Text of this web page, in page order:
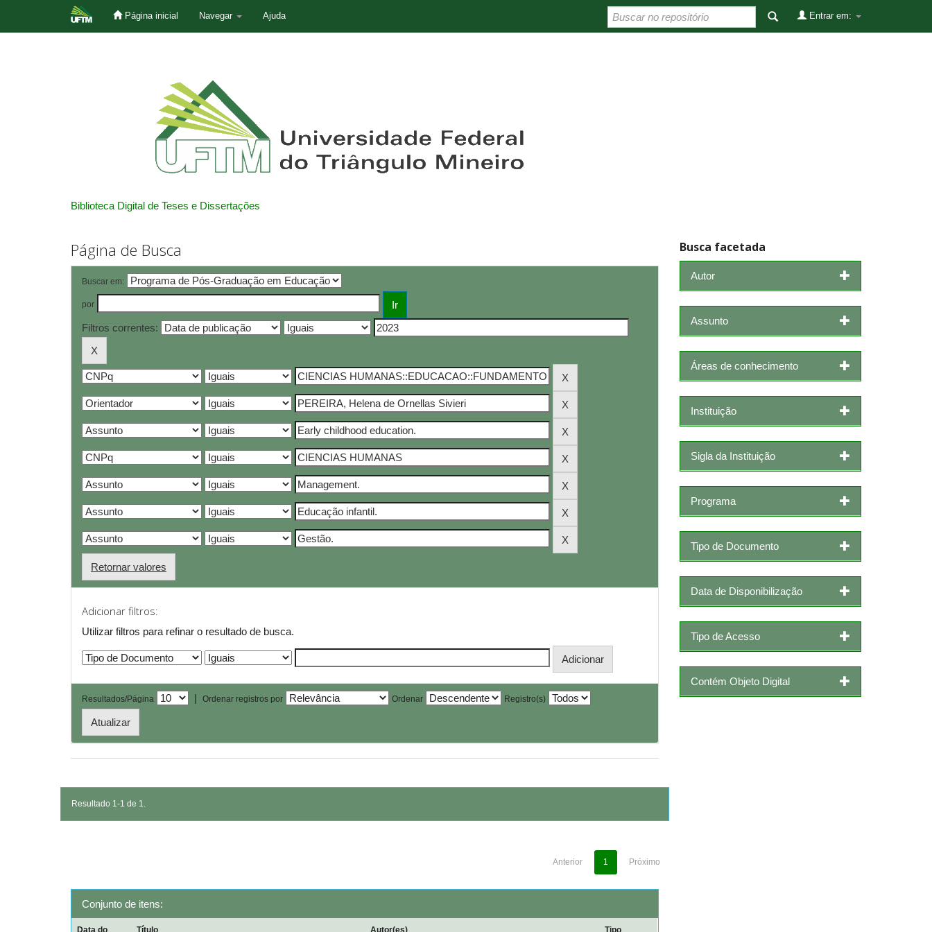
Página inicial Navegar Ajuda Entrar em:
Biblioteca Digital de Teses e Dissertações
Página de Busca
Buscar em:
por
Filtros correntes:
Retornar valores
Adicionar filtros:
Utilizar filtros para refinar o resultado de busca.
Resultados/Página | Ordenar registros por Ordenar Registro(s)
Resultado 1-1 de 1.
Anterior 1 Próximo
Conjunto de itens:
Data do Título Autor(es) Tipo
Busca facetada
Autor
Assunto
Áreas de conhecimento
Instituição
Sigla da Instituição
Programa
Tipo de Documento
Data de Disponibilização
Tipo de Acesso
Contém Objeto Digital